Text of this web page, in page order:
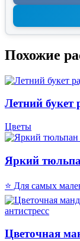
Похожие
Летний букет
Цветы
Яркий
⭐ Для самых
Цветочная